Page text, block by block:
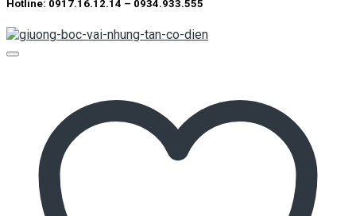
Hotline: 0917.16.12.14 – 0934.933.555